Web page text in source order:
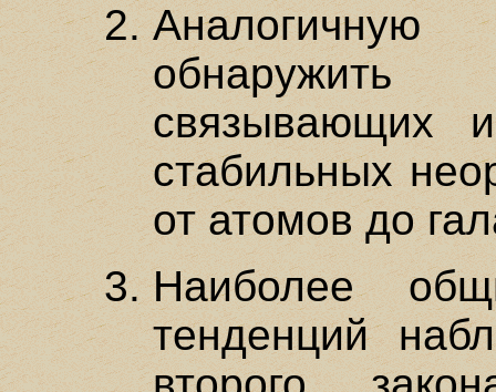
обнаружить
связывающих
стабильных
от атомов до
Наиболее
тенденций